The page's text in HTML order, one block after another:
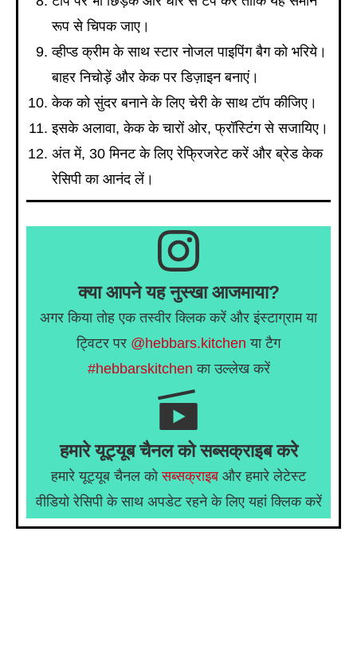
रूप से चिपक जाए।
व्हीप्ड क्रीम के साथ स्टार नोजल पाइपिंग बैग को भरिये।
बाहर निचोड़ें और केक पर डिज़ाइन बनाएं।
केक को सुंदर बनाने के लिए चेरी के साथ टॉप कीजिए।
इसके अलावा, केक के चारों ओर, फ्रॉस्टिंग से सजायिए।
अंत में, 30 मिनट के लिए रेफ्रिजरेट करें और ब्रेड केक
रेसिपी का आनंद लें।
क्या आपने यह नुस्खा आजमाया?
अगर किया तोह एक तस्वीर क्लिक करें और इंस्टाग्राम या
ट्विटर पर @hebbars.kitchen या टैग
#hebbarskitchen का उल्लेख करें
हमारे यूट्यूब चैनल को सब्सक्राइब करे
हमारे यूट्यूब चैनल कोसब्सक्राइब और हमारे लेटेस्ट
वीडियो रेसिपी के साथ अपडेट रहने के लिए यहां क्लिक करें